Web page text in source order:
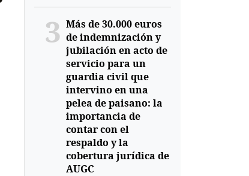
3 Más de 30.000 euros
de indemnización y
jubilación en acto de
servicio para un
guardia civil que
intervino en una
pelea de paisano: la
importancia de
contar con el
respaldo y la
cobertura jurídica de
AUGC